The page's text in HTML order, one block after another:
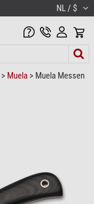
NL / $
> Muela > Muela Messen